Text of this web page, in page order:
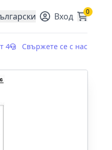
currency Вход 0
4 Свържете се с нас